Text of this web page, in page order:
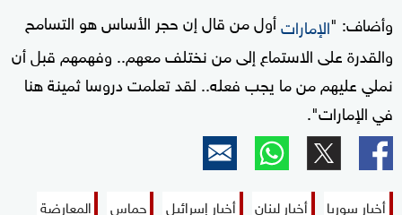
وأضاف: "الإماراتأول من قال إن حجر الأساس هو التسامح
والقدرة على الاستماع إلى من نختلف معهم.. وفهمهم قبل أن
نملي عليهم من ما يجب فعله.. لقدتعلمت دروسا ثمينة هنا
في الإمارات".
أخبار سوريا أخبار لبنان أخبار إسرائيل حماس
المعارضة